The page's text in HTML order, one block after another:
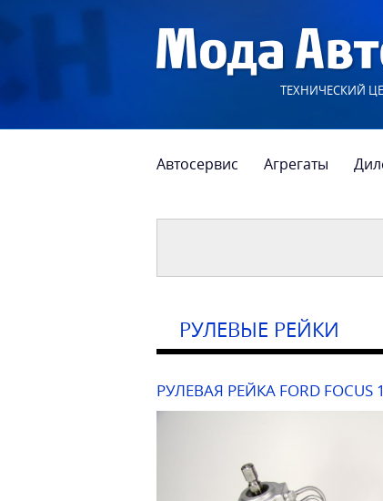
ТЕХНИЧЕСКИЙ
Автосервис Агрегаты
РУЛЕВЫЕ РЕЙКИ
РУЛЕВАЯ РЕЙКА FORD FOCUS